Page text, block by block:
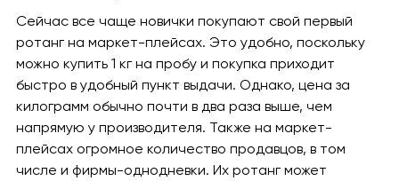
Сейчас все чаще новички покупают свой первый
ротанг на маркет-плейсах. Это удобно, поскольку
можно купить 1 кг на пробу и покупка приходит
быстро в удобный пункт выдачи. Однако, цена за
килограмм обычно почти в два раза выше, чем
напрямую у производителя. Также на маркет-
плейсах огромное количество продавцов, в том
числе и фирмы-однодневки. Их ротанг может